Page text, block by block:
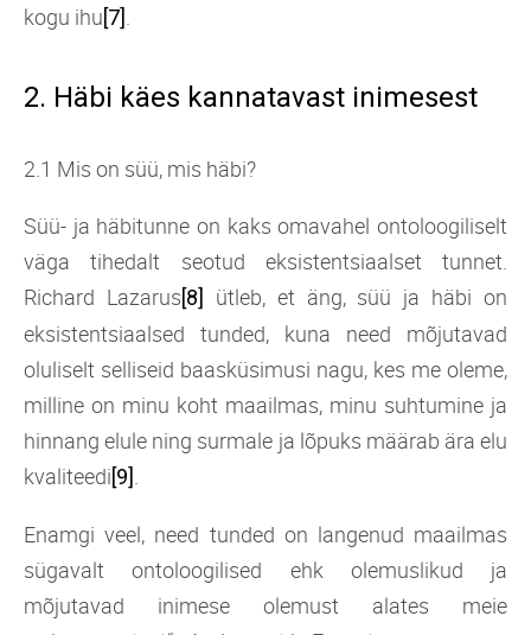
kogu ihu[7]
2. Häbi käes kannatavast inimesest
2.1 Mis on süü, mis häbi?
Süü- ja häbitunne on kaks omavahel ontoloogiliselt
väga tihedalt seotud eksistentsiaalset tunnet.
Richard Lazarus[8]
ütleb, et äng, süü ja häbi on
eksistentsiaalsed tunded, kuna need mõjutavad
oluliselt selliseid baasküsimusi nagu, kes me oleme,
milline on minu koht maailmas, minu suhtumine ja
hinnang elule ning surmale ja lõpuks määrab ära elu
kvaliteedi[9]
Enamgi veel, need tunded on langenud maailmas
sügavalt ontoloogilised ehk olemuslikud ja
mõjutavad inimese olemust alates meie